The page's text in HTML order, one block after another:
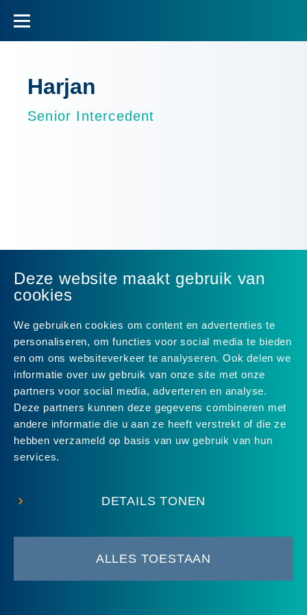
Deze website maakt gebruik van
cookies
We gebruiken cookies om content en advertenties te
personaliseren, om functies voor social media te bieden
en om ons websiteverkeer te analyseren. Ook delen we
informatie over uw gebruik van onze site met onze
partners voor social media, adverteren en analyse.
Deze partners kunnen deze gegevens combineren met
andere informatie die u aan ze heeft verstrekt of die ze
hebben verzameld op basis van uw gebruik van hun
services.
DETAILS TONEN
ALLES TOESTAAN
Harjan
Senior Intercedent
Uitstekend4.8uit 5 van 24Google-reviews
© 2026 Groene Hart Service • Disclaimer